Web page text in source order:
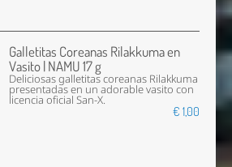
Galletitas Coreanas Rilakkuma en
Vasito | NAMU 17 g
Deliciosas galletitas coreanas Rilakkuma
presentadas en un adorable vasito con
licencia oficial San-X.
€ 1,00